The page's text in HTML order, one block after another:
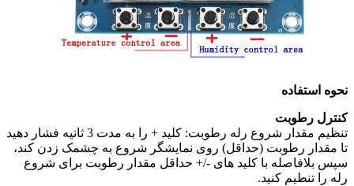
نحوه استفاده
کنترل رطوبت
تنظیم مقدار شروع رله رطوبت: کلید + را به مدت 3 ثانیه فشار دهید
تا مقدار رطوبت (حداقل) روی نمایشگر شروع به چشمک زدن کند،
سپس بلافاصله با کلید های -/+ حداقل مقدار رطوبت برای شروع
رله را تنطیم کنید.